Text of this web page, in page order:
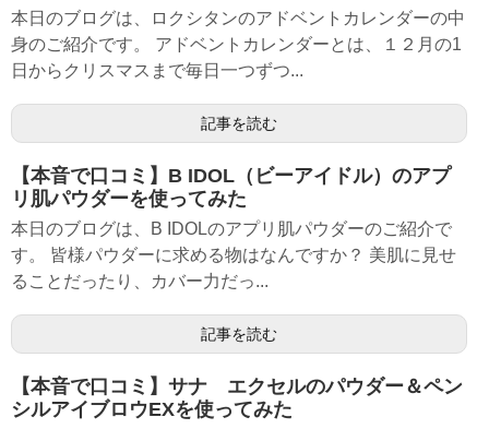
本日のブログは、ロクシタンのアドベントカレンダーの中
身のご紹介です。 アドベントカレンダーとは、１２月の1
日からクリスマスまで毎日一つずつ...
記事を読む
【本音で口コミ】B IDOL（ビーアイドル）のアプ
リ肌パウダーを使ってみた
本日のブログは、B IDOLのアプリ肌パウダーのご紹介で
す。 皆様パウダーに求める物はなんですか？ 美肌に見せ
ることだったり、カバー力だっ...
記事を読む
【本音で口コミ】サナ エクセルのパウダー＆ペン
シルアイブロウEXを使ってみた